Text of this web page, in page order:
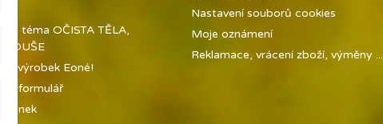
na téma OČISTA TĚLA,
DUŠE
výrobek Eoné!
formulář
Nastavení souborů cookies
Moje oznámení
Reklamace, vrácení zboží, výměny ...